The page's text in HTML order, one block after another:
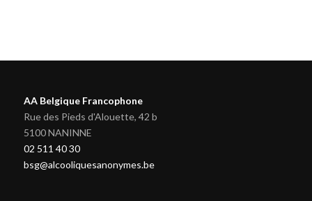
AA Belgique Francophone
Rue des Pieds d'Alouette, 42 b
5100 NANINNE
02 511 40 30
bsg@alcooliquesanonymes.be